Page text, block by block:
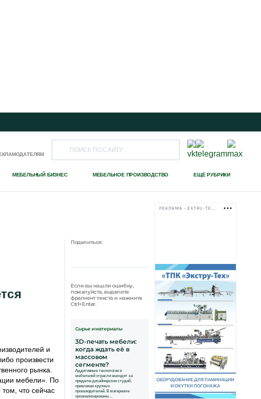
МЕБЕЛЬНЫЙ БИЗНЕС МЕБЕЛЬНОЕ ПРОИЗВОДСТВО ЕЩЁ РУБРИКИ
и
произвести
рынка.
мебели». По
что сейчас
Поделиться:
Если вы нашли ошибку,
пожалуйста, выделите
фрагмент текста и нажмите
Ctrl+Enter.
Сырье и материалы
3D-печать мебели:
когда ждать её в
массовом
сегменте?
Аддитивные технологии в
мебельной отрасли выходят за
пределы дизайнерских студий,
привлекая крупных
производителей. В материале
проанализированы...